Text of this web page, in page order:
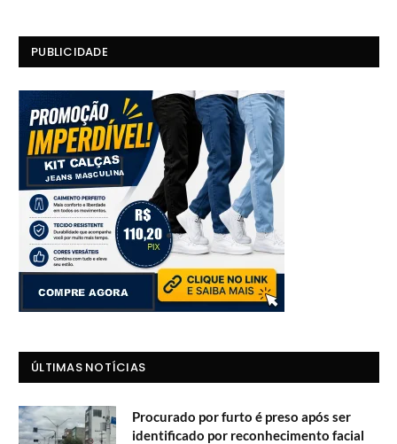
PUBLICIDADE
ÚLTIMAS NOTÍCIAS
Procurado por furto é preso após ser
identificado por reconhecimento facial